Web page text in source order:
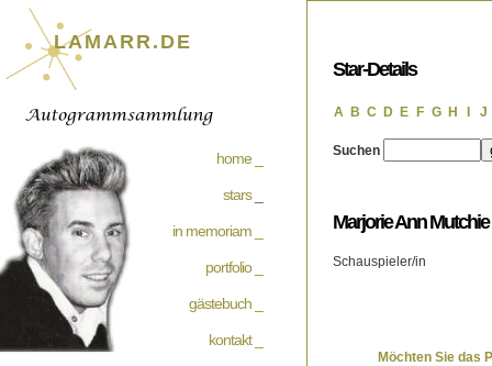
LAMARR.DE
home _
stars_
in memoriam _
portfolio _
gästebuch _
kontakt _
Star-Details
A B C D E F G H J
Suchen
Marjorie Ann Mutchie
Schauspieler/in
Möchten Sie das